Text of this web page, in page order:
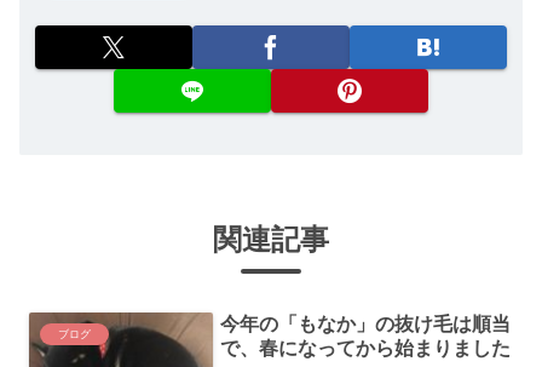
関連記事
ブログ
今年の「もなか」の抜け毛は順当
で、春になってから始まりました